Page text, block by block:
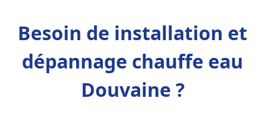
Besoin de installation et
dépannage chauffe eau
Douvaine ?